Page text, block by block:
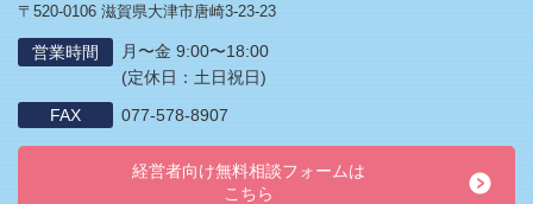
〒520-0106 滋賀県大津市唐崎3-23-23
営業時間
月〜金 9:00〜18:00
(定休日：土日祝日)
FAX
077-578-8907
経営者向け無料相談フォームは
こちら